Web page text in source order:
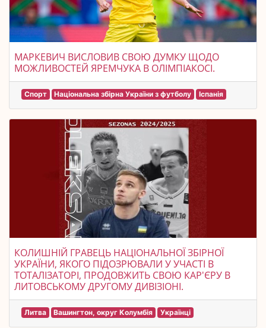
МАРКЕВИЧ ВИСЛОВИВ СВОЮ ДУМКУ ЩОДО
МОЖЛИВОСТЕЙ ЯРЕМЧУКА В ОЛІМПІАКОСІ.
Спорт Національна збірна України з футболу Іспанія
КОЛИШНІЙ ГРАВЕЦЬ НАЦІОНАЛЬНОЇ ЗБІРНОЇ
УКРАЇНИ, ЯКОГО ПІДОЗРЮВАЛИ У УЧАСТІ В
ТОТАЛІЗАТОРІ, ПРОДОВЖИТЬ СВОЮ КАР'ЄРУ В
ЛИТОВСЬКОМУ ДРУГОМУ ДИВІЗІОНІ.
Литва Вашингтон, округ Колумбія Українці